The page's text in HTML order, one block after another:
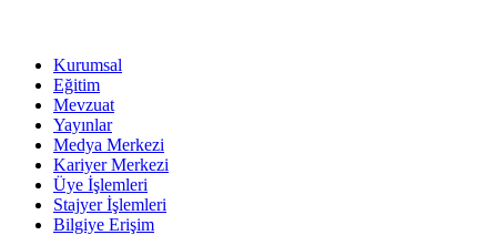
Kurumsal
Eğitim
Mevzuat
Yayınlar
Medya Merkezi
Kariyer Merkezi
Üye İşlemleri
Stajyer İşlemleri
Bilgiye Erişim